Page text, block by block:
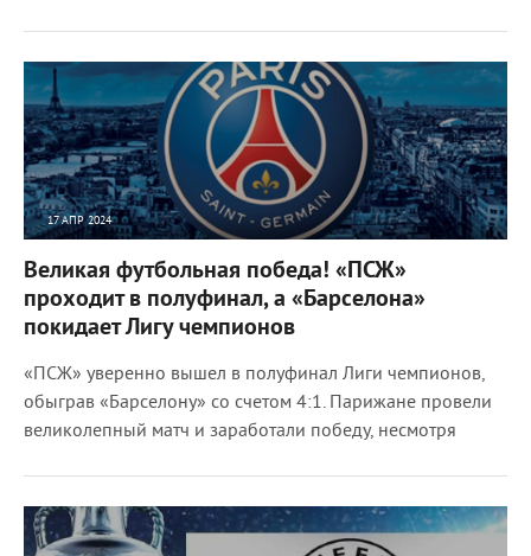
17 АПР 2024
Великая футбольная победа! «ПСЖ»
проходит в полуфинал, а «Барселона»
покидает Лигу чемпионов
«ПСЖ» уверенно вышел в полуфинал Лиги чемпионов,
обыграв «Барселону» со счетом 4:1. Парижане провели
великолепный матч и заработали победу, несмотря